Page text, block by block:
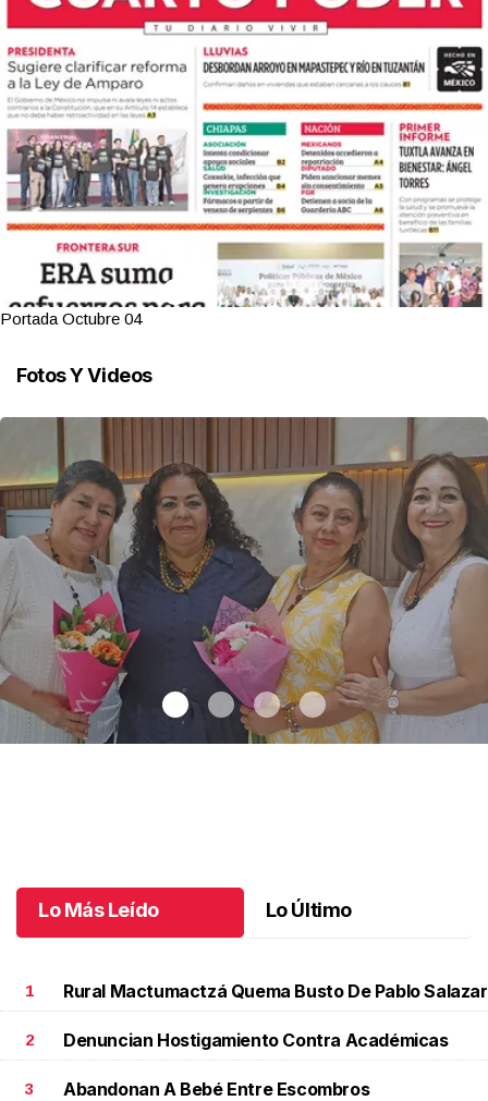
Portada Octubre 04
Fotos Y Videos
Lo Más Leído Lo Último
1 Rural Mactumactzá Quema Busto De Pablo Salazar
2 Denuncian Hostigamiento Contra Académicas
3 Abandonan A Bebé Entre Escombros